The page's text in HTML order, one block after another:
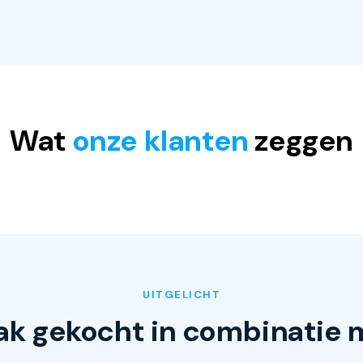
Wat onze klanten zeggen
UITGELICHT
gekocht in combinatie